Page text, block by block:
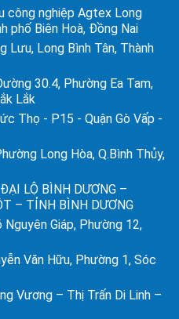
công nghiệp Agtex Long
phố Biên Hoà, Đồng Nai
Lưu, Long Bình Tân, Thành
30.4, Phường Ea Tam,
Lắk
Thọ - P15 - Quận Gò Vấp -
Long Hòa, Q.Bình Thủy,
LỘ BÌNH DƯƠNG –
– TỈNH BÌNH DƯƠNG
Nguyên Giáp, Phường 12,
Văn Hữu, Phường 1, Sóc
Vương – Thị Trấn Di Linh –